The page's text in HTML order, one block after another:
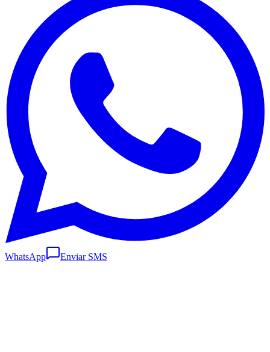
WhatsApp Enviar SMS